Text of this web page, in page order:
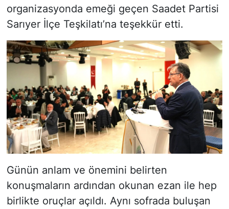
organizasyonda emeği geçen Saadet Partisi
Sarıyer İlçe Teşkilatı’na teşekkür etti.
Günün anlam ve önemini belirten
konuşmaların ardından okunan ezan ile hep
birlikte oruçlar açıldı. Aynı sofrada buluşan